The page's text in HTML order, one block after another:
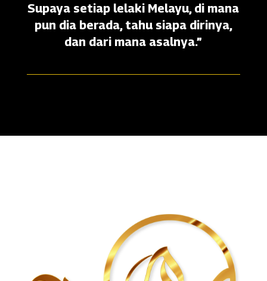
Supaya setiap lelaki Melayu, di mana
pun dia berada, tahu siapa dirinya,
dan dari mana asalnya.”